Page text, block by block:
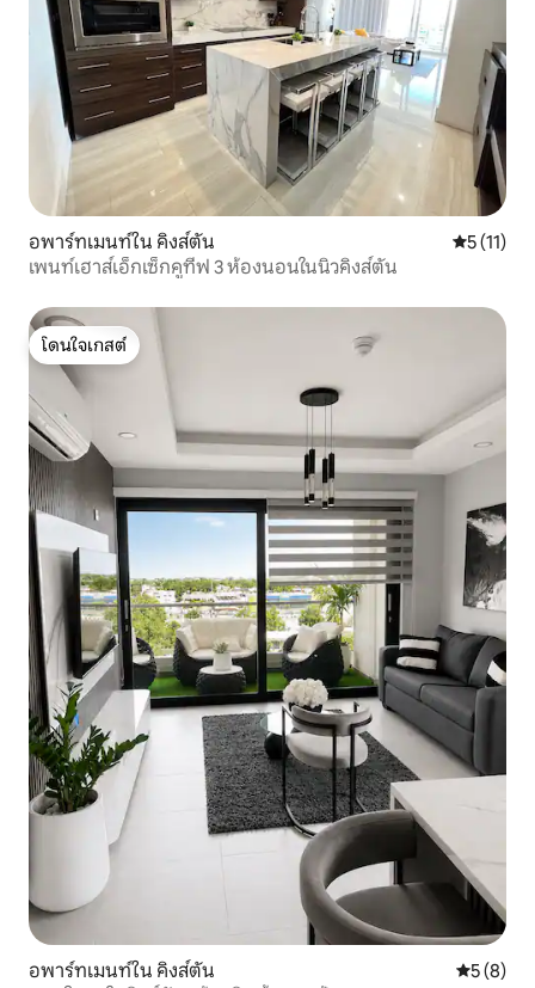
อพาร์ทเมนท์ใน คิงส์ตัน คะแนนเฉ
5 (11)
เพนท์เฮาส์เอ็กเซ็กคูทีฟ 3 ห้องนอนในนิวคิงส์ตัน
โดนใจเกสต์
โดนใจเกสต์
อพาร์ทเมนท์ใน คิงส์ตัน คะแนนเฉ
5 (8)